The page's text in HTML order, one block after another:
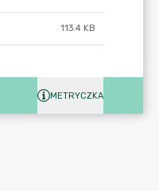
113.4 KB
METRYCZKA